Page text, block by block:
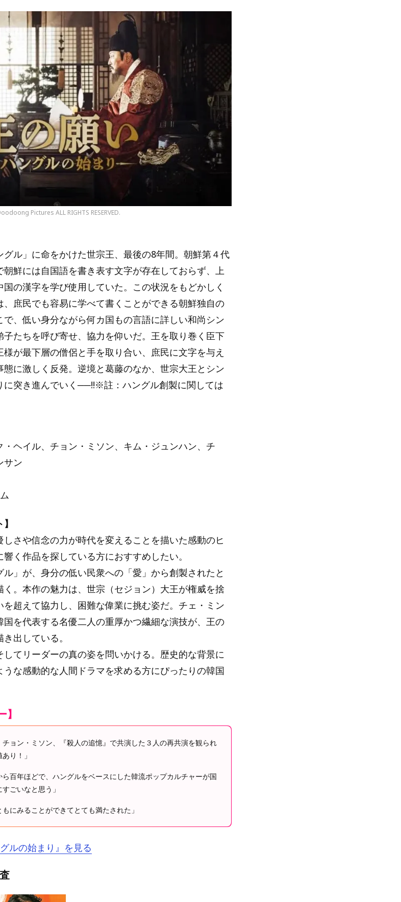
Pictures ALL RIGHTS RESERVED.
ル」に命をかけた世宗王、最後の8年間。朝鮮第４代
鮮には自国語を書き表す文字が存在しておらず、上
の漢字を学び使用していた。この状況をもどかしく
庶民でも容易に学べて書くことができる朝鮮独自の
、低い身分ながら何カ国もの言語に詳しい和尚シン
子たちを呼び寄せ、協力を仰いだ。王を取り巻く臣下
が最下層の僧侶と手を取り合い、庶民に文字を与え
に激しく反発。逆境と葛藤のなか、世宗大王とシン
に突き進んでいく──!!※註：ハングル創製に関しては
ヘイル、チョン・ミソン、キム・ジュンハン、チ
サン
さや信念の力が時代を変えることを描いた感動のヒ
く作品を探している方におすすめしたい。
」が、身分の低い民衆への「愛」から創製されたと
。本作の魅力は、世宗（セジョン）大王が権威を捨
超えて協力し、困難な偉業に挑む姿だ。チェ・ミン
を代表する名優二人の重厚かつ繊細な演技が、王の
出している。
てリーダーの真の姿を問いかける。歴史的な背景に
な感動的な人間ドラマを求める方にぴったりの韓国
チョン・ミソン、『殺人の追憶』で共演した３人の再共演を観られ
り！」
ら百年ほどで、ハングルをベースにした韓流ポップカルチャーが国
ごいなと思う」
にみることができてとても満たされた」
ルの始まり』を見る